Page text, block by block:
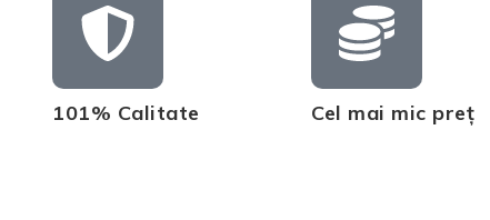
101% Calitate Cel mai mic preț